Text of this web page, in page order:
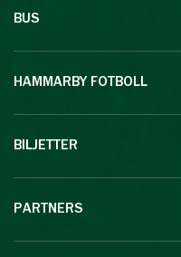
BUS
HAMMARBY FOTBOLL
BILJETTER
PARTNERS